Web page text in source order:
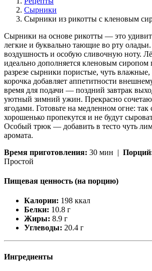
Сырники
Сырники из рикотты с кленовым
Сырники на основе рикотты — это
легкие и буквально тающие во рту
воздушность и особую сливочную ноту.
идеально дополняется кленовым сиропом
разрезе сырники пористые, чуть влажные,
корочка добавляет аппетитности
время для подачи — поздний завтрак
уютный зимний ужин. Прекрасно
ягодами. Готовьте на медленном огне:
хорошенько пропекутся и не будут
Особый трюк — добавить в тесто чуть
аромата.
Время приготовления: 30 мин |
Простой
Пищевая ценность (на порцию)
Калории: 198 ккал
Белки: 10.8 г
Жиры: 8.9 г
Углеводы: 20.4 г
Ингредиенты